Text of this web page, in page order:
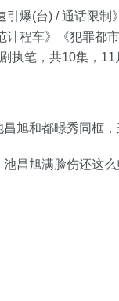
引爆(台) / 通话限制
计程车》《犯罪都
执笔，共10集，11
旭和都暻秀同框，
昌旭满脸伤还这么